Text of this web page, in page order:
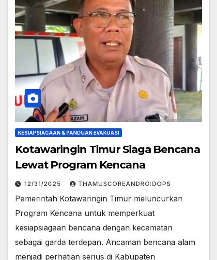
KESIAPSIAGAAN & PANDUAN EVAKUASI
Kotawaringin Timur Siaga Bencana
Lewat Program Kencana
12/31/2025 THAMUSCOREANDROIDOPS
Pemerintah Kotawaringin Timur meluncurkan
Program Kencana untuk memperkuat
kesiapsiagaan bencana dengan kecamatan
sebagai garda terdepan. Ancaman bencana alam
menjadi perhatian serius di Kabupaten